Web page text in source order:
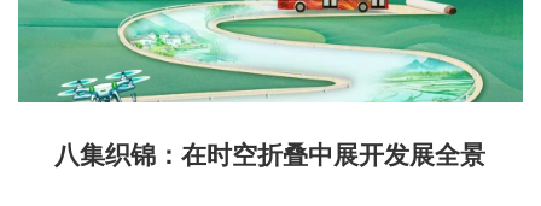
八集织锦：在时空折叠中展开发展全景